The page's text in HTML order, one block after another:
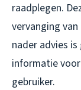
raadplegen.
vervanging
nader advies
informatie
gebruiker.